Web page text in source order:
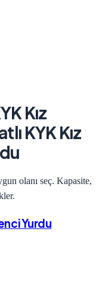
Kız
KYK Kız
olanı seç. Kapasite,
Yurdu